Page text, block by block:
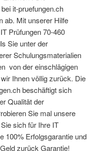
it-pruefungen.ch
ab. Mit unserer Hilfe
Prüfungen 70-460
Sie unter der
Schulungsmaterialien
von der einschlägigen
Ihnen völlig zurück. Die
beschäftigt sich
Qualität der
Sie mal unsere
sich für Ihre IT
100% Erfolgsgarantie und
zurück Garantie!